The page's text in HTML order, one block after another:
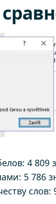
4 809
5 786
слов: